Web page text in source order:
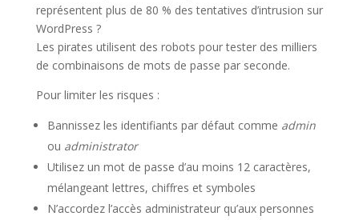
représentent plus de 80 % des tentatives d’intrusion sur
WordPress ?
Les pirates utilisent des robots pour tester des milliers
de combinaisons de mots de passe par seconde.
Pour limiter les risques :
Bannissez les identifiants par défaut comme admin
ou administrator
Utilisez un mot de passe d’au moins 12 caractères,
mélangeant lettres, chiffres et symboles
N’accordez l’accès administrateur qu’aux personnes